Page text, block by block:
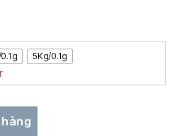
5Kg/0.1g